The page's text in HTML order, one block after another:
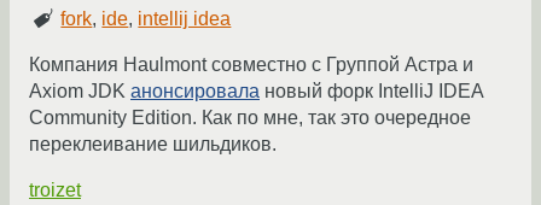
fork, ide, intellij idea
Компания Haulmont совместно с Группой Астра и
Axiom JDK анонсировала новый форк IntelliJ IDEA
Community Edition. Как по мне, так это очередное
переклеивание шильдиков.
troizet